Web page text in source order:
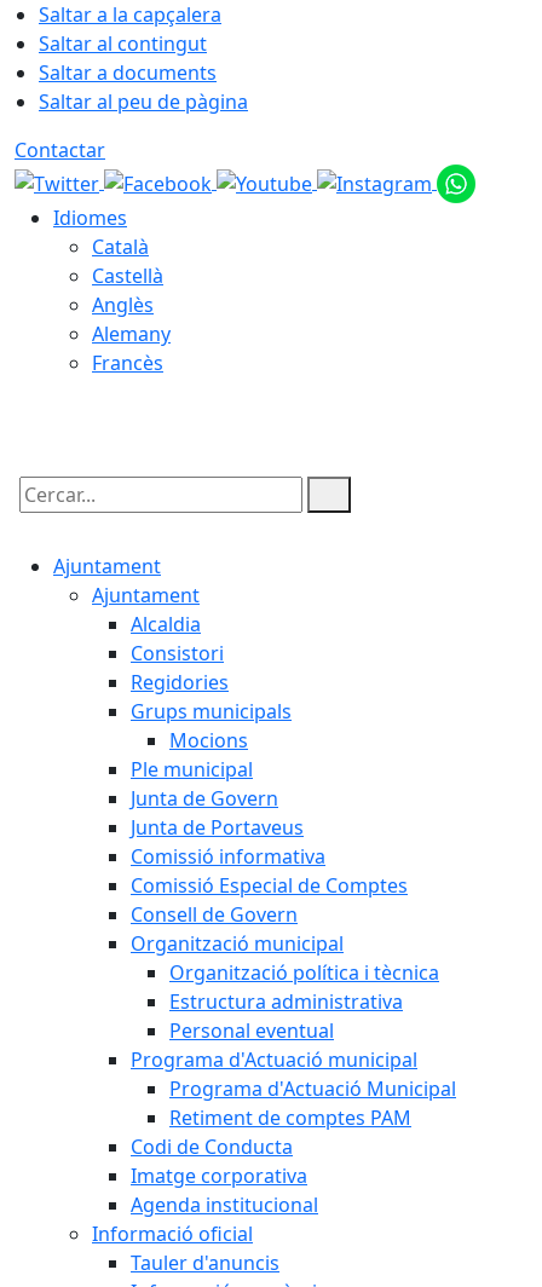
Saltar a la capçalera
Saltar al contingut
Saltar a documents
Saltar al peu de pàgina
Contactar
Idiomes
Català
Castellà
Anglès
Alemany
Francès
Cercar:
Ajuntament
Ajuntament
Alcaldia
Consistori
Regidories
Grups municipals
Mocions
Ple municipal
Junta de Govern
Junta de Portaveus
Comissió informativa
Comissió Especial de Comptes
Consell de Govern
Organització municipal
Organització política i tècnica
Estructura administrativa
Personal eventual
Programa d'Actuació municipal
Programa d'Actuació Municipal
Retiment de comptes PAM
Codi de Conducta
Imatge corporativa
Agenda institucional
Informació oficial
Tauler d'anuncis